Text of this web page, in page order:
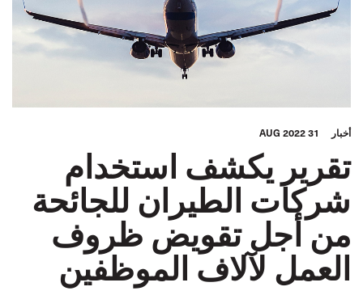
أخبار 31 AUG 2022
تقرير يكشف استخدام
شركات الطيران للجائحة
من أجل تقويض ظروف
العمل لآلاف الموظفين